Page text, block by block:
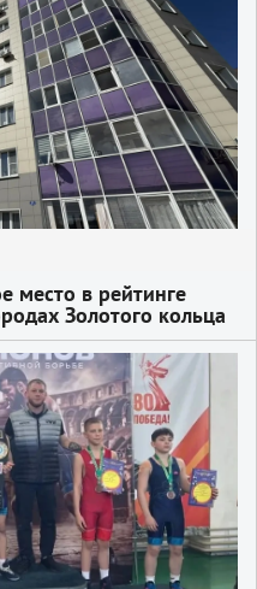
место в рейтинге
Золотого кольца